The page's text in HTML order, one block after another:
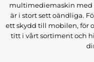
multimediemaskin med
är i stort sett oändliga.
ett skydd till mobilen, för
titt i vårt sortiment och